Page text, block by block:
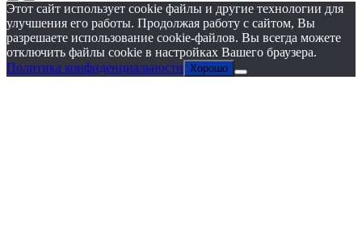
Этот сайт использует cookie файлы и другие технологии для
улучшения его работы. Продолжая работу с сайтом, Вы
разрешаете использование cookie-файлов. Вы всегда можете
отключить файлы cookie в настройках Вашего браузера.
Политика конфиденциальности Хорошо